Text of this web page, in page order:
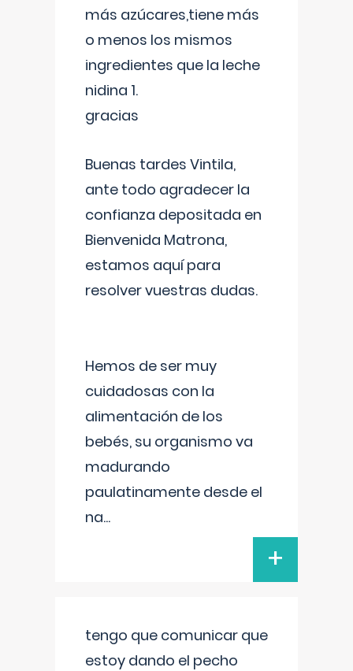
más azúcares,tiene más
o menos los mismos
ingredientes que la leche
nidina 1.
gracias
Buenas tardes Vintila,
ante todo agradecer la
confianza depositada en
Bienvenida Matrona,
estamos aquí para
resolver vuestras dudas.
Hemos de ser muy
cuidadosas con la
alimentación de los
bebés, su organismo va
madurando
paulatinamente desde el
na...
+
tengo que comunicar que
estoy dando el pecho